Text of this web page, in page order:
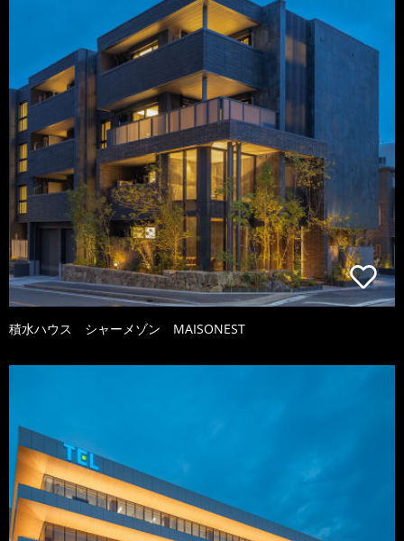
積水ハウス シャーメゾン MAISONEST